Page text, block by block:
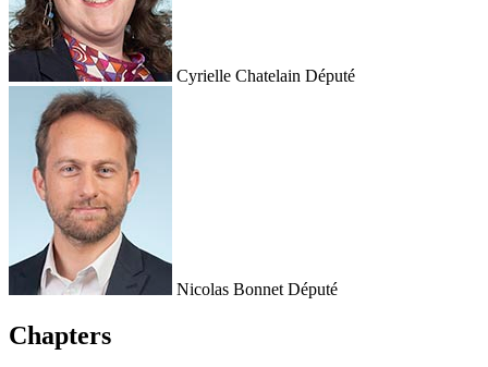
Cyrielle Chatelain Député
Nicolas Bonnet Député
Chapters